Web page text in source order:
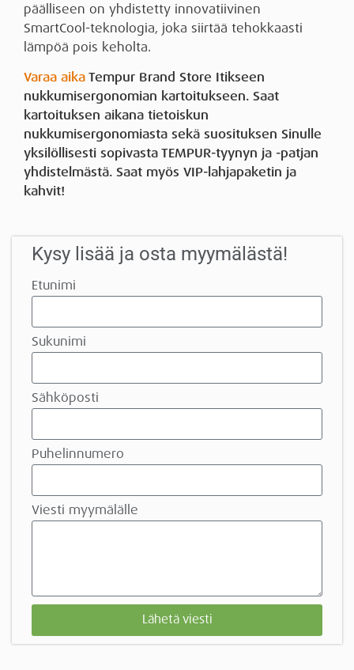
päälliseen on yhdistetty innovatiivinen
SmartCool-teknologia, joka siirtää tehokkaasti
lämpöä pois keholta.
Varaa aikaTempur Brand Store Itikseen
nukkumisergonomian kartoitukseen. Saat
kartoituksen aikana tietoiskun
nukkumisergonomiasta sekä suosituksen Sinulle
yksilöllisesti sopivasta TEMPUR-tyynyn ja -patjan
yhdistelmästä. Saat myös VIP-lahjapaketin ja
kahvit!
Kysy lisää ja osta myymälästä!
Etunimi
Sukunimi
Sähköposti
Puhelinnumero
Viesti myymälälle
Lähetä viesti